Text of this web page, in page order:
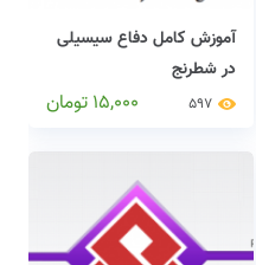
آموزش کامل دفاع سیسیلی
در شطرنج
597
15,000 تومان